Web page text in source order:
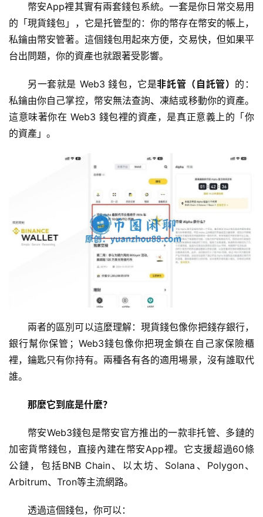
幣安App裡其實有兩套錢包系統。一套是你日常交易用
的「現貨錢包」，它是托管型的：你的幣存在幣安的帳上，
私鑰由幣安管著。這個錢包用起來方便，交易快，但如果平
台出問題，你的資產也就跟著受影響。
另一套就是 Web3 錢包，它是非託管（自託管） 的：
私鑰由你自己掌控，幣安無法查詢、凍結或移動你的資產。
這意味著你在 Web3 錢包裡的資產，是真正意義上的「你
的資產」。
兩者的區別可以這麼理解：現貨錢包像你把錢存銀行，
銀行幫你保管；Web3錢包像你把現金鎖在自己家保險櫃
裡，鑰匙只有你持有。兩種各有各的適用場景，沒有誰取代
誰。
那麼它到底是什麼？
幣安Web3錢包是幣安官方推出的一款非托管、多鏈的
加密貨幣錢包，直接內建在幣安App裡。它支援超過60條
公鏈，包括BNB Chain、以太坊、Solana、Polygon、
Arbitrum、Tron等主流網路。
透過這個錢包，你可以：